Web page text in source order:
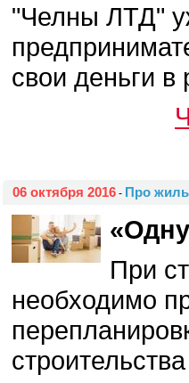
"Челны ЛТД"
свои деньги
06 октября 2016 - Про
При
необходимо